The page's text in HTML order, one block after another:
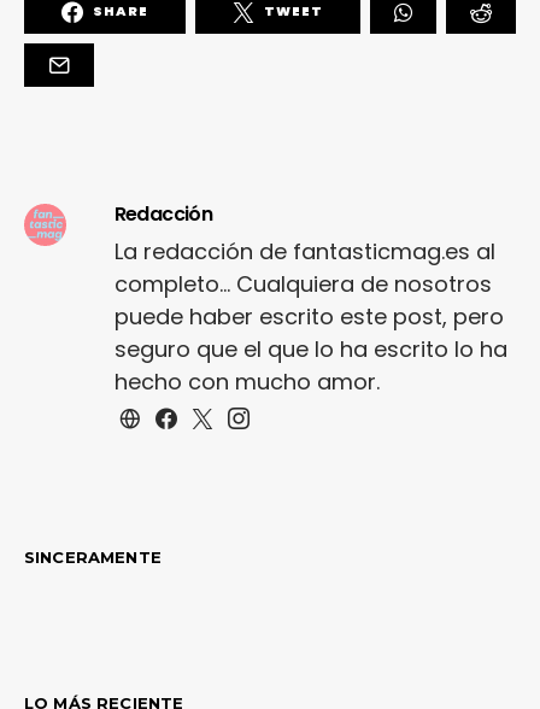
SHARE TWEET
Redacción
La redacción de fantasticmag.es al
completo... Cualquiera de nosotros
puede haber escrito este post, pero
seguro que el que lo ha escrito lo ha
hecho con mucho amor.
SINCERAMENTE
LO MÁS RECIENTE